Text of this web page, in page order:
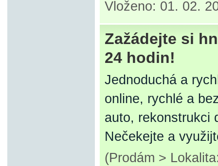
Vloženo: 01. 02.
Zažádejte si
24 hodin!
Jednoduchá a
online, rychlé a
auto, rekonstrukci
Nečekejte a
(Prodám >